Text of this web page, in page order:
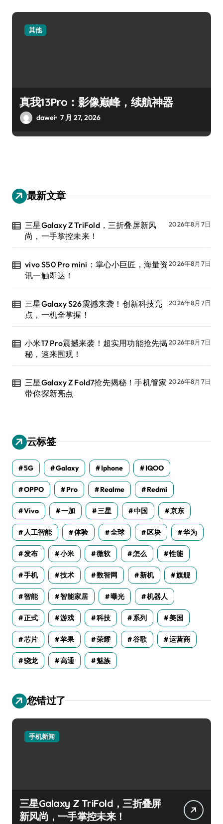
其他
真我13Pro：影像巅峰，续航神器
dawei 7 月 27, 2026
最新文章
三星Galaxy Z TriFold，三折叠屏新风
尚，一手掌控未来！
2026年8月7日
vivo S50 Pro mini：掌心小巨匠，海量资
讯一触即达！
2026年8月7日
三星Galaxy S26震撼来袭！创新科技亮
点，一机全掌握！
2026年8月7日
小米17 Pro震撼来袭！超实用功能抢先揭
秘，速来围观！
2026年8月7日
三星Galaxy Z Fold7抢先揭秘！手机管家
带你探新亮点
2026年8月7日
云标签
5G Galaxy Iphone IQOO
OPPO Pro Realme Redmi
Vivo 一加 三星 中国 京东
人工智能 体验 全球 区块 华为
发布 小米 微软 怎么 性能
手机 技术 数智网 新机 旗舰
智能 智能家居 曝光 机器人
正式 游戏 科技 系列 美国
芯片 苹果 荣耀 谷歌 运营商
骁龙 高通 魅族
您错过了
手机新闻
三星Galaxy Z TriFold，三折叠屏
新风尚，一手掌控未来！